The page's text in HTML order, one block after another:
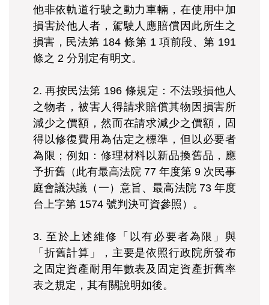
他非依軌道行駛之動力車輛，在使用中加
損害於他人者，駕駛人應賠償因此所生之
損害，民法第 184 條第 1 項前段、第 191
條之 2 分別定有明文。
2. 再按民法第 196 條規定：不法毀損他人
之物者，被害人得請求賠償其物因損害所
減少之價額，然而在請求減少之價額，固
得以修復費用為估定之標準，但以必要者
為限；例如：修理材料以新品換舊品，應
予折舊（此有最高法院 77 年度第 9 次民事
庭會議決議（一）意旨、最高法院 73 年度
台上字第 1574 號判決可資參照）。
3. 至於上述維修「以有必要者為限」與
「折舊計算」，主要是依照行政院所發布
之固定資產耐用年數表及固定資產折舊率
表之規定，其有關說明如後。